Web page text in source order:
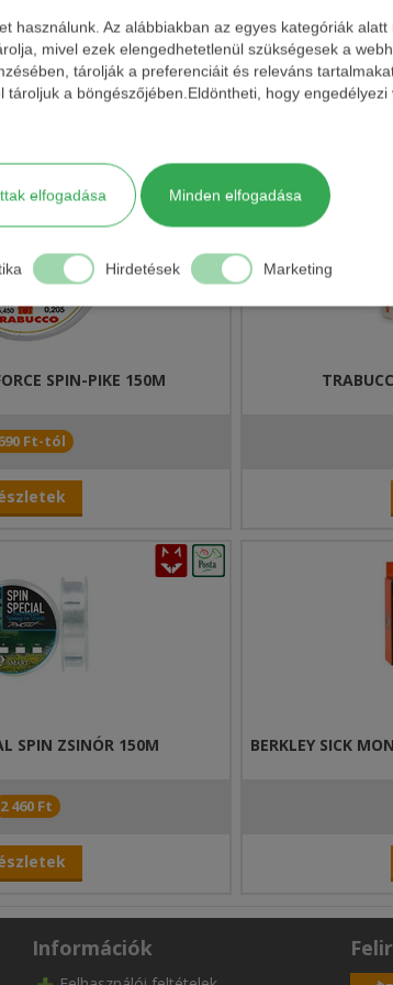
használunk. Az alábbiakban az egyes kategóriák
mivel ezek elengedhetetlenül szükségesek a
tárolják a preferenciáit és releváns
a böngészőjében.Eldöntheti, hogy
elfogadása Minden elfogadása
Hirdetések Marketing
látásuk létfontosságú a táplálék
megsokszorozódik.
0,22 mm 7,73 kg 150 m
SPIN-PIKE 150M
Ft-tól
SPIN ZSINÓR 150M
2 460 Ft
BERKLEY SICK
Információk